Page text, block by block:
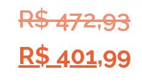
R$472,93
R$ 401,99